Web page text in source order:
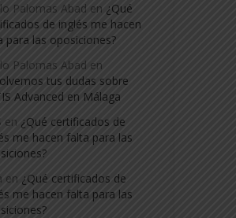
Palomas Abad en ¿Qué
de inglés me hacen
para las oposiciones?
Palomas Abad en
tus dudas sobre
Advanced en Málaga
en ¿Qué certificados de
me hacen falta para las
en ¿Qué certificados de
me hacen falta para las